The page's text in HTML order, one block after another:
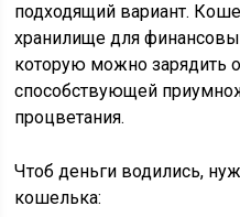
подходящий вариант.
хранилище для
которую можно зарядить
способствующей
процветания.
Чтоб деньги водились,
кошелька: